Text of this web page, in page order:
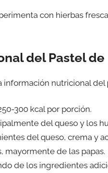
con hierbas
del Pastel de
información nutricional del
300 kcal por porción.
del queso y los
del queso, crema y
mayormente de las papas.
de los ingredientes